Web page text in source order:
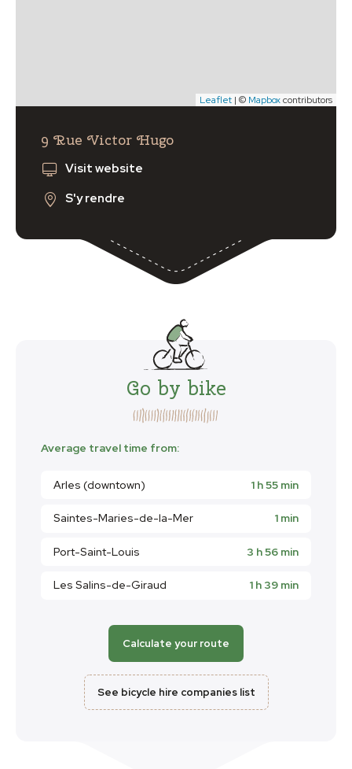
Leaflet | © Mapboxcontributors
9 Rue Victor Hugo
Visit website
S'y rendre
Go by bike
Average travel time from:
Arles (downtown) 1 h 55 min
Saintes-Maries-de-la-Mer 1 min
Port-Saint-Louis 3 h 56 min
Les Salins-de-Giraud 1 h 39 min
Calculate your route
See bicycle hire companies list